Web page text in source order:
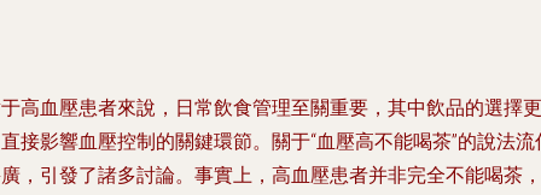
高血壓患者來說，日常飲食管理至關重要，其中飲品的選擇更
接影響血壓控制的關鍵環節。關于“血壓高不能喝茶”的說法流
，引發了諸多討論。事實上，高血壓患者并非完全不能喝茶，